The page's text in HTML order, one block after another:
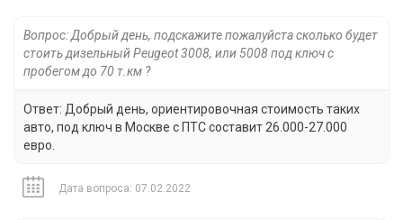
Вопрос: Добрый день, подскажите пожалуйста сколько будет
стоить дизельный Peugeot 3008, или 5008 под ключ с
пробегом до 70 т.км ?
Ответ: Добрый день, ориентировочная стоимость таких
авто, под ключ в Москве с ПТС составит 26.000-27.000
евро.
Дата вопроса: 07.02.2022